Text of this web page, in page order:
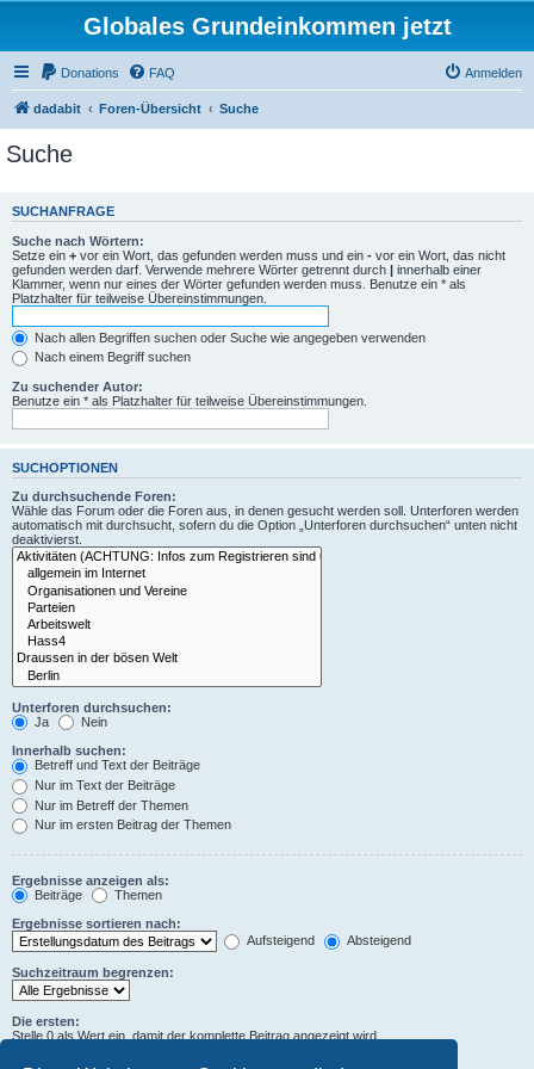
Globales Grundeinkommen jetzt
Donations FAQ Anmelden
dadabit Foren-Übersicht Suche
Suche
SUCHANFRAGE
Suche nach Wörtern:
Setze ein + vor ein Wort, das gefunden werden muss und ein - vor ein Wort, das nicht
gefunden werden darf. Verwende mehrere Wörter getrennt durch | innerhalb einer
Klammer, wenn nur eines der Wörter gefunden werden muss. Benutze ein * als
Platzhalter für teilweise Übereinstimmungen.
Nach allen Begriffen suchen oder Suche wie angegeben verwenden
Nach einem Begriff suchen
Zu suchender Autor:
Benutze ein * als Platzhalter für teilweise Übereinstimmungen.
SUCHOPTIONEN
Zu durchsuchende Foren:
Wähle das Forum oder die Foren aus, in denen gesucht werden soll. Unterforen werden
automatisch mit durchsucht, sofern du die Option „Unterforen durchsuchen“ unten nicht
deaktivierst.
Unterforen durchsuchen:
Ja
Nein
Innerhalb suchen:
Betreff und Text der Beiträge
Nur im Text der Beiträge
Nur im Betreff der Themen
Nur im ersten Beitrag der Themen
Ergebnisse anzeigen als:
Beiträge
Themen
Ergebnisse sortieren nach:
Aufsteigend
Absteigend
Suchzeitraum begrenzen:
Die ersten:
Stelle 0 als Wert ein, damit der komplette Beitrag angezeigt wird.